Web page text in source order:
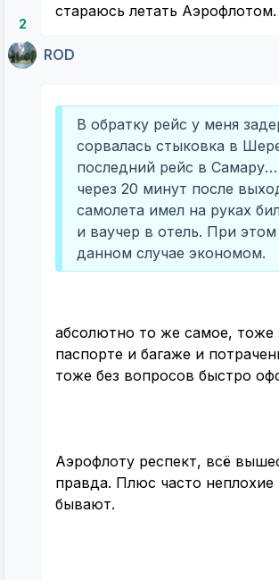
2
стараюсь летать Аэрофлотом.
ROD
В обратку рейс у меня
сорвалась стыковка в
последний рейс в Самару…
через 20 минут после
самолета имел на руках
и ваучер в отель. При этом
данном случае экономом.
абсолютно то же самое, тоже
паспорте и багаже и
тоже без вопросов быстро
Аэрофлоту респект, всё
правда. Плюс часто
бывают.